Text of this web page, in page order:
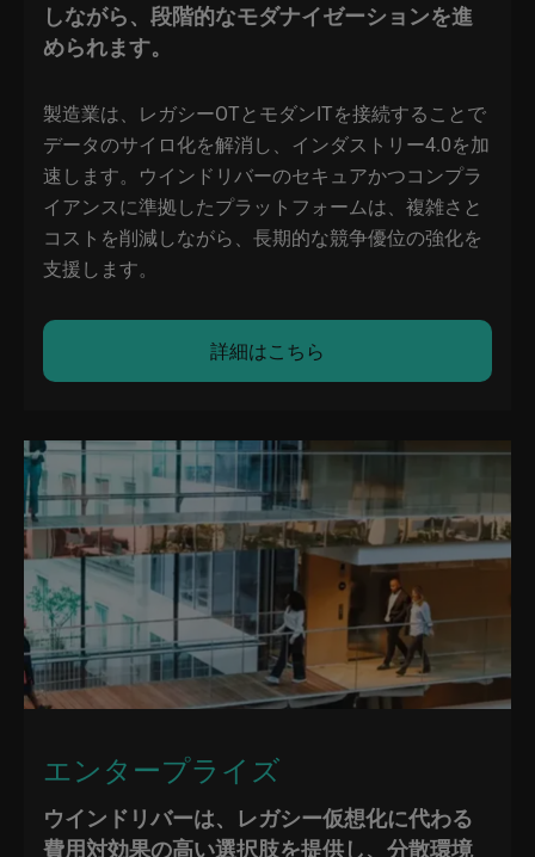
しながら、段階的なモダナイゼーションを進
められます。
製造業は、レガシーOTとモダンITを接続することで
データのサイロ化を解消し、インダストリー4.0を加
速します。ウインドリバーのセキュアかつコンプラ
イアンスに準拠したプラットフォームは、複雑さと
コストを削減しながら、長期的な競争優位の強化を
支援します。
詳細はこちら
エンタープライズ
ウインドリバーは、レガシー仮想化に代わる
費用対効果の高い選択肢を提供し、分散環境